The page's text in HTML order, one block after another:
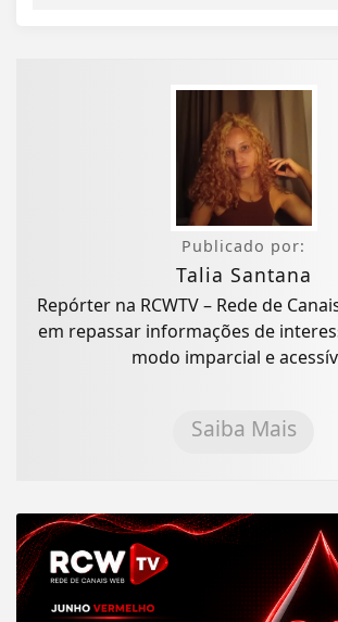
Publicado por:
Talia Santana
Repórter na RCWTV – Rede de
em repassar informações de
modo imparcial e
Saiba Mais